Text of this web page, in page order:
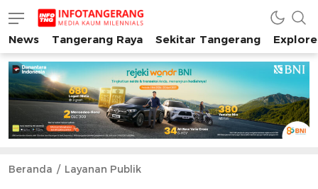
INFO TANGERANG
Media Kaum Millenials Tangerang Raya
News Tangerang Raya Sekitar Tangerang
Beranda Layanan Publik